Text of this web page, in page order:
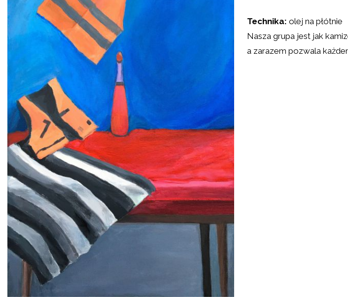
Technika:olej na płótnie
Nasza grupa jest jak
a zarazem pozwala